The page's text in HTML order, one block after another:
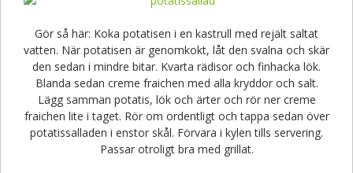
Gör så här: Koka potatisen i en kastrull med rejält saltat
vatten. När potatisen är genomkokt, låt den svalna och skär
den sedan i mindre bitar. Kvarta rädisor och finhacka lök.
Blanda sedan creme fraichen med alla kryddor och salt.
Lägg samman potatis, lök och ärter och rör ner creme
fraichen lite i taget. Rör om ordentligt och tappa sedan över
potatissalladen i enstor skål. Förvara i kylen tills servering.
Passar otroligt bra med grillat.